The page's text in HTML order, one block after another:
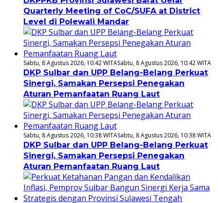
Quarterly Meeting of CoC/SUFA at District
Level di Polewali Mandar
Sabtu, 8 Agustus 2026, 10:42 WITASabtu, 8 Agustus 2026, 10:42 WITA
DKP Sulbar dan UPP Belang-Belang Perkuat
Sinergi, Samakan Persepsi Penegakan
Aturan Pemanfaatan Ruang Laut
Sabtu, 8 Agustus 2026, 10:38 WITASabtu, 8 Agustus 2026, 10:38 WITA
DKP Sulbar dan UPP Belang-Belang Perkuat
Sinergi, Samakan Persepsi Penegakan
Aturan Pemanfaatan Ruang Laut